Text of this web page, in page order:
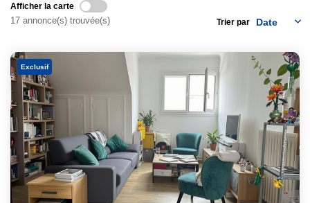
Afficher la carte
17 annonce(s) trouvée(s) Trier par
Exclusif